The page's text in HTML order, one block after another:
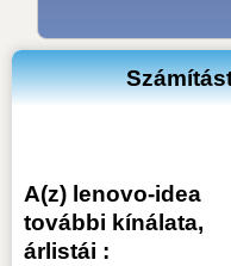
A(z) lenovo-idea
további kínálata,
árlistái :